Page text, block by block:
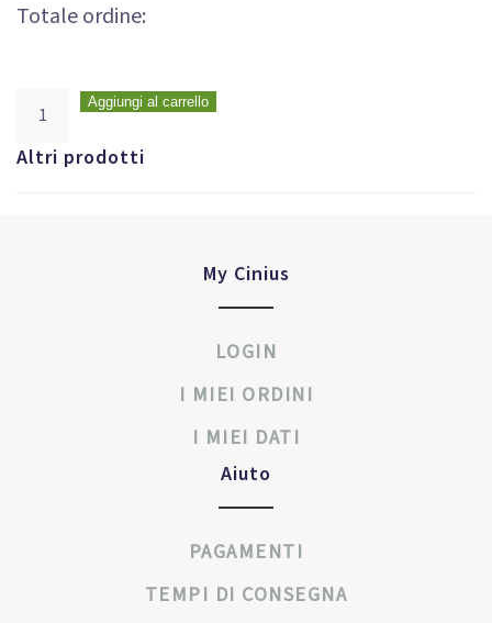
Totale ordine:
Aggiungi al carrello
Altri prodotti
My Cinius
LOGIN
I MIEI ORDINI
I MIEI DATI
Aiuto
PAGAMENTI
TEMPI DI CONSEGNA